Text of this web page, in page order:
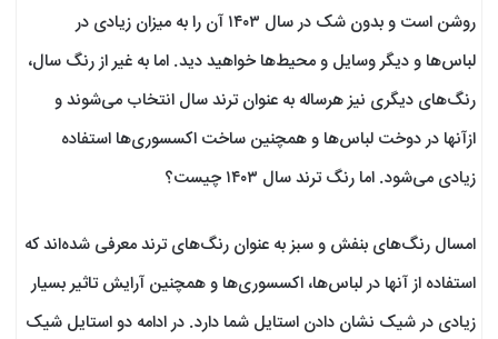
روشن است و بدون شک در سال ۱۴۰۳ آن را به میزان زیادی در
لباس‌ها و دیگر وسایل و محیط‌ها خواهید دید. اما به غیر از رنگ سال،
رنگ‌های دیگری نیز هرساله به عنوان ترند سال انتخاب می‌شوند و
ازآنها در دوخت لباس‌ها و همچنین ساخت اکسسوری‌ها استفاده
زیادی می‌شود. اما رنگ ترند سال ۱۴۰۳ چیست؟
امسال رنگ‌های بنفش و سبز به عنوان رنگ‌های ترند معرفی شده‌اند که
استفاده از آنها در لباس‌ها، اکسسوری‌ها و همچنین آرایش تاثیر بسیار
زیادی در شیک نشان دادن استایل شما دارد. در ادامه دو استایل شیک